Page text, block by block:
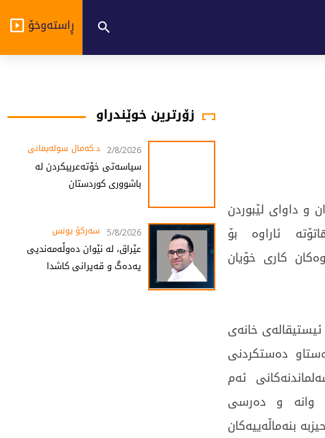
ڕاستەوخۆ
و داوای لێبوردن
ئاراوە بۆ
کاری خۆیان
خانەی
دەستکردنی
ئەم
وانە و دەرسی
بنەماڵەییەکان
زۆرترین خوێندراو
2/8/2026 د.کەمال سولەیمانی
سیاسەتی خۆتەعریبکردن لە
باشووری کوردستان
5/8/2026 سەرکۆ یونس
عێراق، لە نێوان دەوڵەمەندیی
یەدەگ و قەیرانی کاشدا